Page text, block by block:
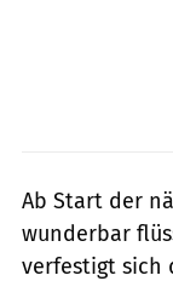
Ab Start der
wunderbar
verfestigt sich